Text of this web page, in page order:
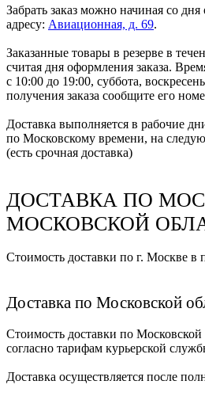
Забрать заказ можно начиная со
адресу: Авиационная, д. 69.
Заказанные товары в резерве в
считая дня оформления заказа.
с 10:00 до 19:00, суббота,
получения заказа сообщите его
Доставка выполняется в рабочие
по Московскому времени, на
(есть срочная доставка)
ДОСТАВКА ПО
МОСКОВСКОЙ
Стоимость доставки по г. Москве
Доставка по Московской
Стоимость доставки по Московской
согласно тарифам курьерской
Доставка осуществляется после